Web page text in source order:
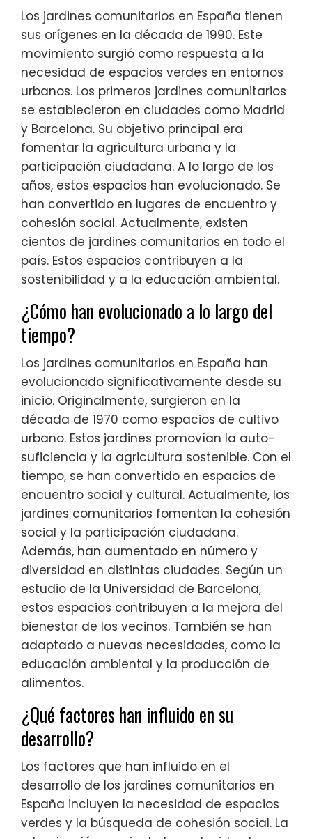
Los jardines comunitarios en España tienen
sus orígenes en la década de 1990. Este
movimiento surgió como respuesta a la
necesidad de espacios verdes en entornos
urbanos. Los primeros jardines comunitarios
se establecieron en ciudades como Madrid
y Barcelona. Su objetivo principal era
fomentar la agricultura urbana y la
participación ciudadana. A lo largo de los
años, estos espacios han evolucionado. Se
han convertido en lugares de encuentro y
cohesión social. Actualmente, existen
cientos de jardines comunitarios en todo el
país. Estos espacios contribuyen a la
sostenibilidad y a la educación ambiental.
¿Cómo han evolucionado a lo largo del
tiempo?
Los jardines comunitarios en España han
evolucionado significativamente desde su
inicio. Originalmente, surgieron en la
década de 1970 como espacios de cultivo
urbano. Estos jardines promovían la auto-
suficiencia y la agricultura sostenible. Con el
tiempo, se han convertido en espacios de
encuentro social y cultural. Actualmente, los
jardines comunitarios fomentan la cohesión
social y la participación ciudadana.
Además, han aumentado en número y
diversidad en distintas ciudades. Según un
estudio de la Universidad de Barcelona,
estos espacios contribuyen a la mejora del
bienestar de los vecinos. También se han
adaptado a nuevas necesidades, como la
educación ambiental y la producción de
alimentos.
¿Qué factores han influido en su
desarrollo?
Los factores que han influido en el
desarrollo de los jardines comunitarios en
España incluyen la necesidad de espacios
verdes y la búsqueda de cohesión social. La